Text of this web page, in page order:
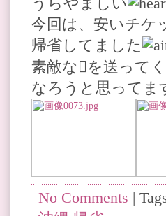
今回は、安いチケ
帰省してました
素敵なを送って
なろうと思ってま
No Comments|